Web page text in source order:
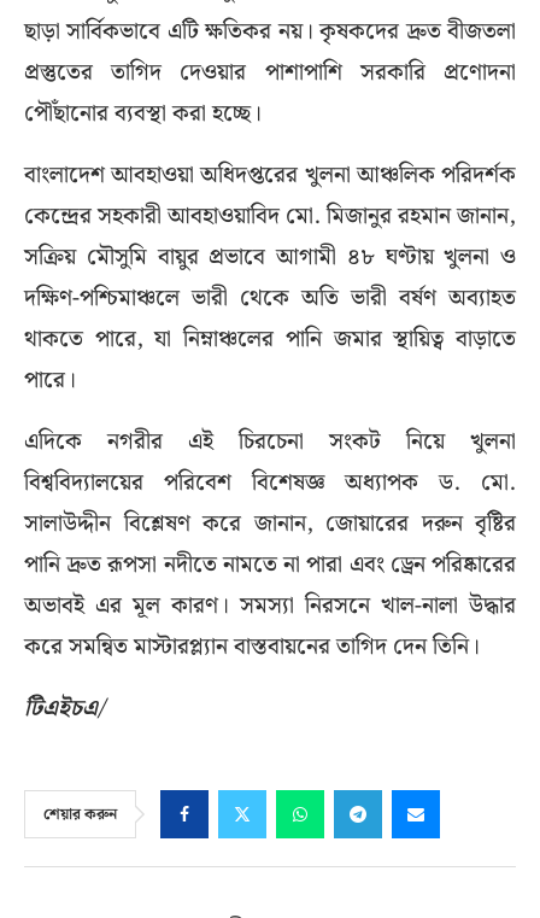
ছাড়া সার্বিকভাবে এটি ক্ষতিকর নয়। কৃষকদের দ্রুত বীজতলা
প্রস্তুতের তাগিদ দেওয়ার পাশাপাশি সরকারি প্রণোদনা
পৌঁছানোর ব্যবস্থা করা হচ্ছে।
বাংলাদেশ আবহাওয়া অধিদপ্তরের খুলনা আঞ্চলিক পরিদর্শক
কেন্দ্রের সহকারী আবহাওয়াবিদ মো. মিজানুর রহমান জানান,
সক্রিয় মৌসুমি বায়ুর প্রভাবে আগামী ৪৮ ঘণ্টায় খুলনা ও
দক্ষিণ-পশ্চিমাঞ্চলে ভারী থেকে অতি ভারী বর্ষণ অব্যাহত
থাকতে পারে, যা নিম্নাঞ্চলের পানি জমার স্থায়িত্ব বাড়াতে
পারে।
এদিকে নগরীর এই চিরচেনা সংকট নিয়ে খুলনা
বিশ্ববিদ্যালয়ের পরিবেশ বিশেষজ্ঞ অধ্যাপক ড. মো.
সালাউদ্দীন বিশ্লেষণ করে জানান, জোয়ারের দরুন বৃষ্টির
পানি দ্রুত রূপসা নদীতে নামতে না পারা এবং ড্রেন পরিষ্কারের
অভাবই এর মূল কারণ। সমস্যা নিরসনে খাল-নালা উদ্ধার
করে সমন্বিত মাস্টারপ্ল্যান বাস্তবায়নের তাগিদ দেন তিনি।
টিএইচএ/
শেয়ার করুন